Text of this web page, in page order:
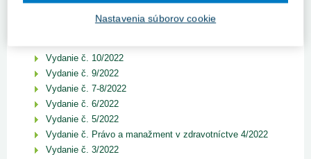
zaobchádzaním od 1. novembra 2022
Vydanie č. 10/2022
Vydanie č. 9/2022
Vydanie č. 7-8/2022
Vydanie č. 6/2022
Vydanie č. 5/2022
Vydanie č. Právo a manažment v zdravotníctve 4/2022
Vydanie č. 3/2022
Nastavenia súborov cookie